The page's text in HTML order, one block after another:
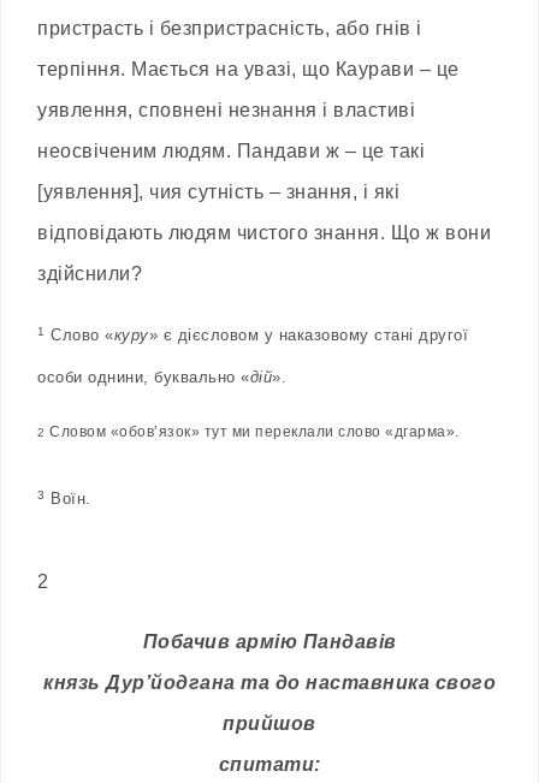
пристрасть і безпристрасність, або гнів і
терпіння. Мається на увазі, що Каурави – це
уявлення, сповнені незнання і властиві
неосвіченим людям. Пандави ж – це такі
[уявлення], чия сутність – знання, і які
відповідають людям чистого знання. Що ж вони
здійснили?
1 Слово «куру» є дієсловом у наказовому стані другої
особи однини, буквально «дій».
2 Словом «обовʼязок» тут ми переклали слово «дгарма».
3 Воїн.
2
Побачив армію Пандавів
князь Дур’йодгана та до наставника свого
прийшов
спитати: